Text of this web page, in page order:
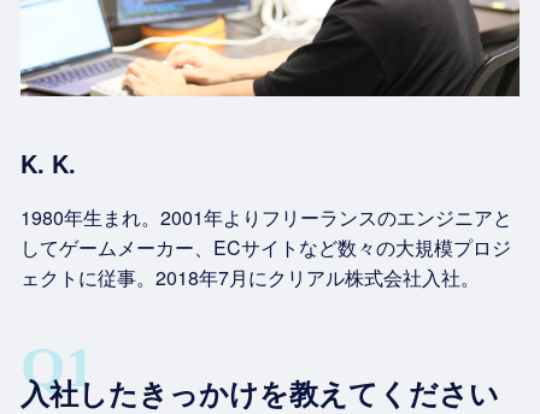
K. K.
1980年生まれ。2001年よりフリーランスのエンジニアと
してゲームメーカー、ECサイトなど数々の大規模プロジ
ェクトに従事。2018年7月にクリアル株式会社入社。
入社したきっかけを教えてください